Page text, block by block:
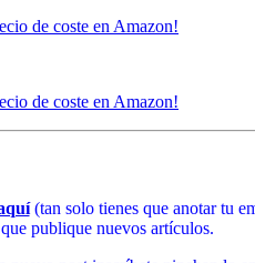
(tan solo tienes que anotar tu
publique nuevos artículos.